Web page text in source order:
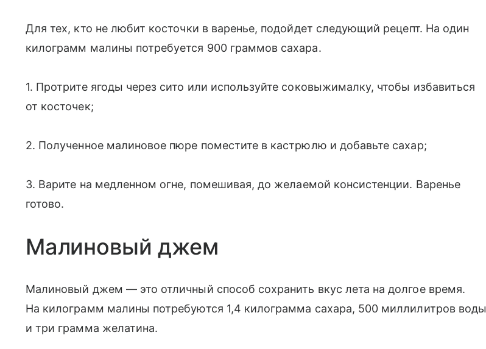
Для тех, кто не любит косточки в варенье, подойдет следующий рецепт. На один
килограмм малины потребуется 900 граммов сахара.
1. Протрите ягоды через сито или используйте соковыжималку, чтобы избавиться
от косточек;
2. Полученное малиновое пюре поместите в кастрюлю и добавьте сахар;
3. Варите на медленном огне, помешивая, до желаемой консистенции. Варенье
готово.
Малиновый джем
Малиновый джем — это отличный способ сохранить вкус лета на долгое время.
На килограмм малины потребуются 1,4 килограмма сахара, 500 миллилитров воды
и три грамма желатина.